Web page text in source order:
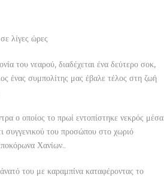
λίγες ώρες
του νεαρού, διαδέχεται ένα δεύτερο σοκ,
ένας συμπολίτης μας έβαλε τέλος στη ζωή
ο οποίος το πρωί εντοπίστηκε νεκρός μέσα
συγγενικού του προσώπου στο χωριό
Χανίων..
του με καραμπίνα καταφέροντας το